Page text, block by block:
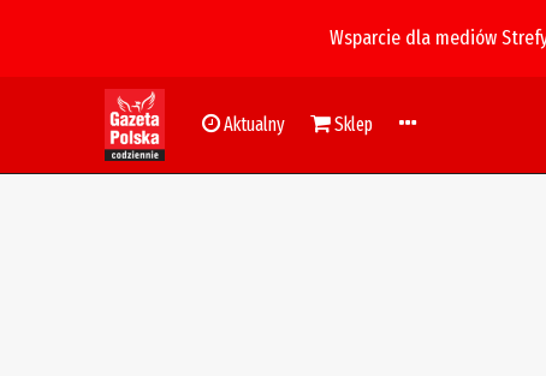
Wsparcie dla mediów
Aktualny Sklep